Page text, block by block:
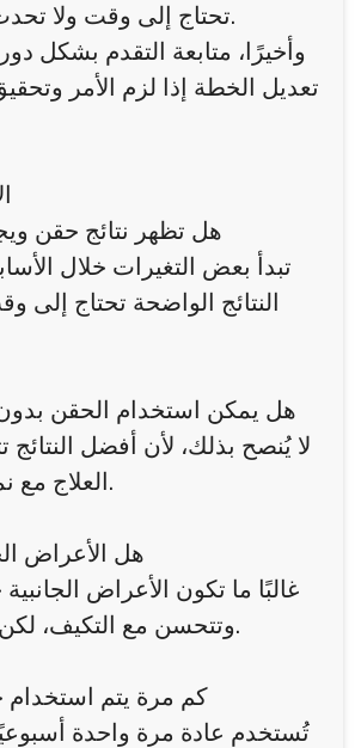
تحتاج إلى وقت ولا تحدث بشكل فوري.
وأخيرًا، متابعة التقدم بشكل
تعديل الخطة إذا لزم الأمر
هل تظهر نتائج حقن
تبدأ بعض التغيرات خلال
النتائج الواضحة تحتاج إلى
هل يمكن استخدام الحقن
لا يُنصح بذلك، لأن أفضل
العلاج مع نمط حياة صحي.
هل الأعراض
غالبًا ما تكون الأعراض
وتتحسن مع التكيف، لكن يجب مراقبتها.
كم مرة يتم
تُستخدم عادة مرة واحدة